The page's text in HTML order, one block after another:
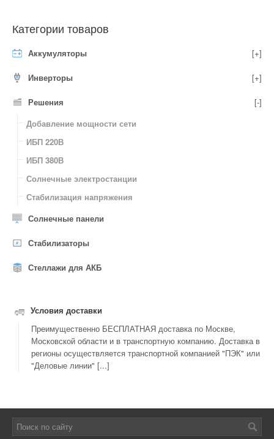
Категории товаров
Аккумуляторы [+]
Инверторы [+]
Решения
[-]
Добавление мощности сети
ИБП 220В
ИБП 380В
Солнечные электростанции
Стабилизация напряжения
Солнечные панели
Стабилизаторы
Стеллажи для АКБ
Условия доставки
Преимущественно БЕСПЛАТНАЯ доставка по Москве,
Московской области и в транспортную компанию. Доставка в
регионы осуществляется транспортной компанией "ПЭК" или
"Деловые линии" [...]